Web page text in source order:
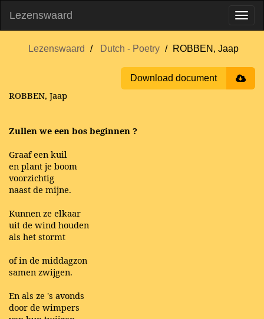
Lezenswaard
Lezenswaard Dutch - Poetry ROBBEN, Jaap
Download document
ROBBEN, Jaap
Zullen we een bos beginnen ?
Graaf een kuil
en plant je boom
voorzichtig
naast de mijne.
Kunnen ze elkaar
uit de wind houden
als het stormt
of in de middagzon
samen zwijgen.
En als ze 's avonds
door de wimpers